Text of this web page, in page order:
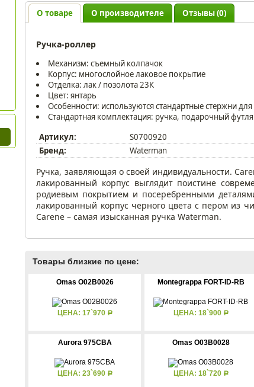
О товаре О производителе Отзывы (0)
Ручка-роллер
Механизм: съемный колпачок
Корпус: многослойное лаковое покрытие
Отделка: лак / позолота 23К
Цвет: янтарь
Особенности: используются стандартные стержни
Стандартная комплектация: ручка, подарочный
Артикул:
S0700920
Бренд:
Waterman
Ручка, заявляющая о своей индивидуальности.
лакированный корпус выглядит поистине
родиевым покрытием и посеребренными
лакированный корпус черного цвета с пером из
Carene – самая изысканная ручка Waterman.
Товары близкие по цене:
Omas O02B0026
ЦЕНА: 17`970 Р
Montegrappa FORT-ID-RB
ЦЕНА: 18`900 Р
Aurora 975CBA
ЦЕНА: 23`690 Р
Omas O03B0028
ЦЕНА: 18`720 Р